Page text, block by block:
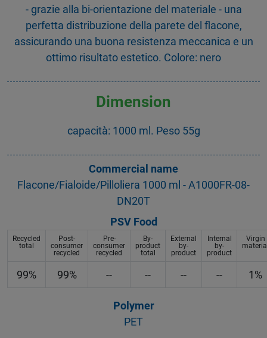
- grazie alla bi-orientazione del materiale - una
perfetta distribuzione della parete del flacone,
assicurando una buona resistenza meccanica e un
ottimo risultato estetico. Colore: nero
Dimension
capacità: 1000 ml. Peso 55g
Commercial name
Flacone/Fialoide/Pilloliera 1000 ml - A1000FR-08-
DN20T
PSV Food
Recycled
total
Post-
consumer
recycled
Pre-
consumer
recycled
By-
product
total
External
by-
product
Internal
by-
product
Virgin
99% 99% -- -- -- -- 1%
Polymer
PET